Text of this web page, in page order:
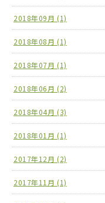
2018年09月 (1)
2018年08月 (1)
2018年07月 (1)
2018年06月 (2)
2018年04月 (3)
2018年01月 (1)
2017年12月 (2)
2017年11月 (1)